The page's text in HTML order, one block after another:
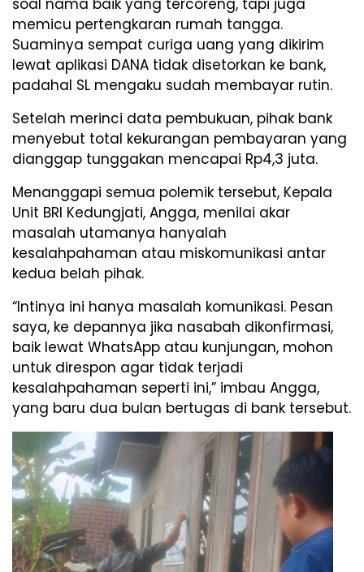
memicu pertengkaran rumah tangga.
Suaminya sempat curiga uang yang dikirim
lewat aplikasi DANA tidak disetorkan ke bank,
padahal SL mengaku sudah membayar rutin.
Setelah merinci data pembukuan, pihak bank
menyebut total kekurangan pembayaran yang
dianggap tunggakan mencapai Rp4,3 juta.
Menanggapi semua polemik tersebut, Kepala
Unit BRI Kedungjati, Angga, menilai akar
masalah utamanya hanyalah
kesalahpahaman atau miskomunikasi antar
kedua belah pihak.
“Intinya ini hanya masalah komunikasi. Pesan
saya, ke depannya jika nasabah dikonfirmasi,
baik lewat WhatsApp atau kunjungan, mohon
untuk direspon agar tidak terjadi
kesalahpahaman seperti ini,” imbau Angga,
yang baru dua bulan bertugas di bank tersebut.